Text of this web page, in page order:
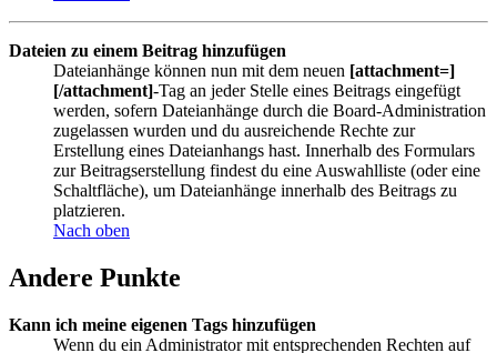
Dateien zu einem Beitrag hinzufügen
Dateianhänge können nun mit dem neuen [attachment=]
[/attachment]-Tag an jeder Stelle eines Beitrags eingefügt
werden, sofern Dateianhänge durch die Board-Administration
zugelassen wurden und du ausreichende Rechte zur
Erstellung eines Dateianhangs hast. Innerhalb des Formulars
zur Beitragserstellung findest du eine Auswahlliste (oder eine
Schaltfläche), um Dateianhänge innerhalb des Beitrags zu
platzieren.
Nach oben
Andere Punkte
Kann ich meine eigenen Tags hinzufügen
Wenn du ein Administrator mit entsprechenden Rechten auf